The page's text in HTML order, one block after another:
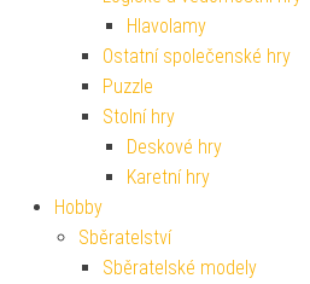
Hlavolamy
Ostatní společenské hry
Puzzle
Stolní hry
Deskové hry
Karetní hry
Hobby
Sběratelství
Sběratelské modely